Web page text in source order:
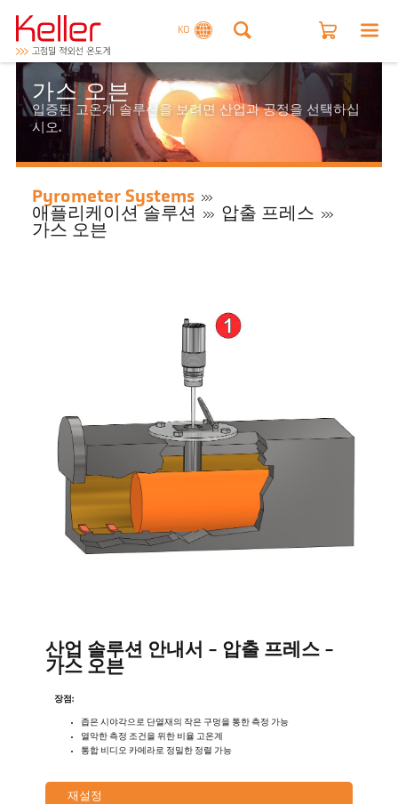
KO
가스 오븐
입증된 고온계 솔루션을 보려면 산업과 공정을 선택하십
시오.
Pyrometer Systems
애플리케이션 솔루션
압출 프레스
가스 오븐
산업 솔루션 안내서 - 압출 프레스 -
가스 오븐
장점:
좁은 시야각으로 단열재의 작은 구멍을 통한 측정 가능
열악한 측정 조건을 위한 비율 고온계
통합 비디오 카메라로 정밀한 정렬 가능
재설정